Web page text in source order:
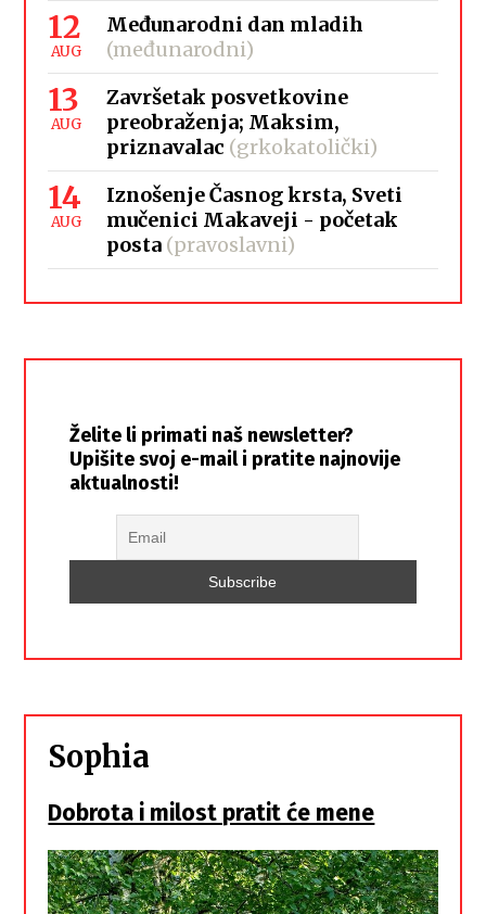
12
AUG
Međunarodni dan mladih
(međunarodni)
13
AUG
Završetak posvetkovine
preobraženja; Maksim,
priznavalac (grkokatolički)
14
AUG
Iznošenje Časnog krsta, Sveti
mučenici Makaveji - početak
posta (pravoslavni)
Želite li primati naš newsletter?
Upišite svoj e-mail i pratite najnovije
aktualnosti!
Sophia
Dobrota i milost pratit će mene